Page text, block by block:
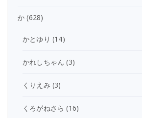
か (628)
かとゆり (14)
かれしちゃん (3)
くりえみ (3)
くろがねさら (16)